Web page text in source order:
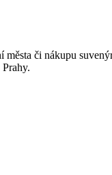
města či nákupu